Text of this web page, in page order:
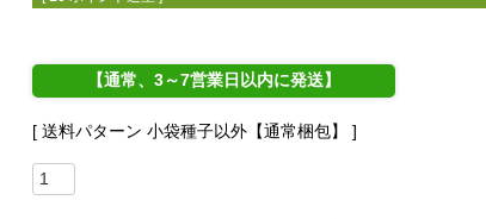
【通常、3～7営業日以内に発送】
送料パターン 小袋種子以外【通常梱包】